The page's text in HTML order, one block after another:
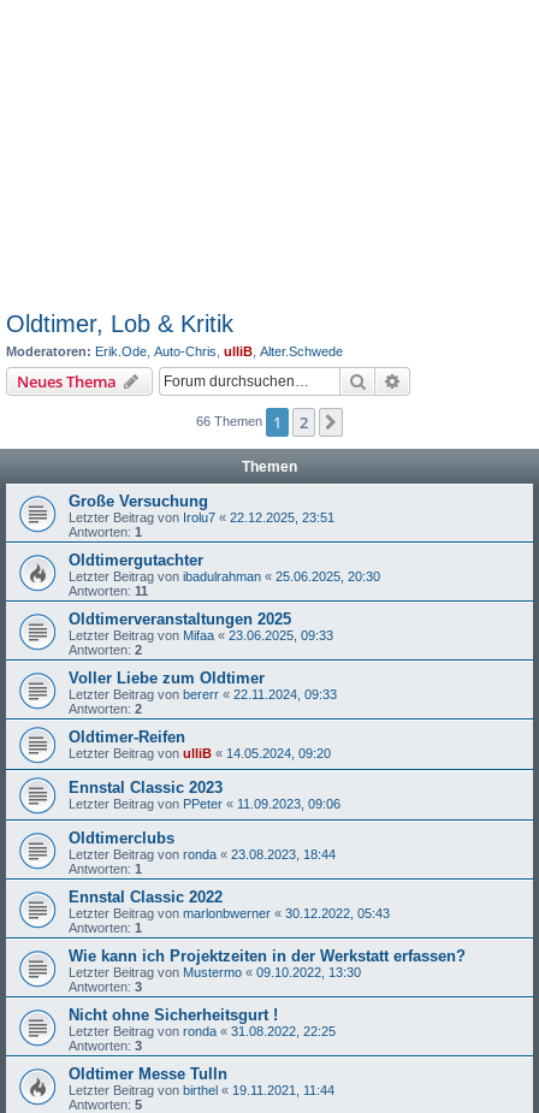
Oldtimer, Lob & Kritik
Moderatoren: Erik.Ode Auto-Chris ulliB Alter.Schwede
Neues Thema Suche
66 Themen 1 2
Themen
Große Versuchung
Letzter Beitrag von Irolu7 « 22.12.2025, 23:51
Antworten: 1
Oldtimergutachter
Letzter Beitrag von ibadulrahman « 25.06.2025, 20:30
Antworten: 11
Oldtimerveranstaltungen 2025
Letzter Beitrag von Mifaa « 23.06.2025, 09:33
Antworten: 2
Voller Liebe zum Oldtimer
Letzter Beitrag von bererr « 22.11.2024, 09:33
Antworten: 2
Oldtimer-Reifen
Letzter Beitrag von ulliB « 14.05.2024, 09:20
Ennstal Classic 2023
Letzter Beitrag von PPeter « 11.09.2023, 09:06
Oldtimerclubs
Letzter Beitrag von ronda « 23.08.2023, 18:44
Antworten: 1
Ennstal Classic 2022
Letzter Beitrag von marlonbwerner « 30.12.2022, 05:43
Antworten: 1
Wie kann ich Projektzeiten in der Werkstatt erfassen?
Letzter Beitrag von Mustermo « 09.10.2022, 13:30
Antworten: 3
Nicht ohne Sicherheitsgurt !
Letzter Beitrag von ronda « 31.08.2022, 22:25
Antworten: 3
Oldtimer Messe Tulln
Letzter Beitrag von birthel « 19.11.2021, 11:44
Antworten: 5